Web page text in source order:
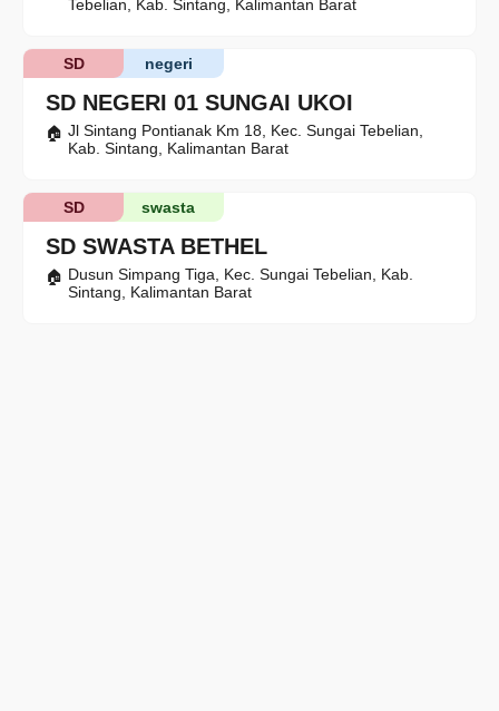
Tebelian, Kab. Sintang, Kalimantan Barat
SD NEGERI 01 SUNGAI UKOI
negeri
SD
Jl Sintang Pontianak Km 18, Kec. Sungai Tebelian,
Kab. Sintang, Kalimantan Barat
SD SWASTA BETHEL
swasta
SD
Dusun Simpang Tiga, Kec. Sungai Tebelian, Kab.
Sintang, Kalimantan Barat